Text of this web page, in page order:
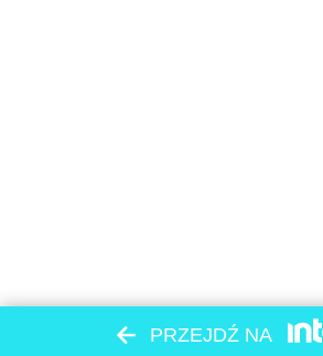
PRZEJDŹ NA